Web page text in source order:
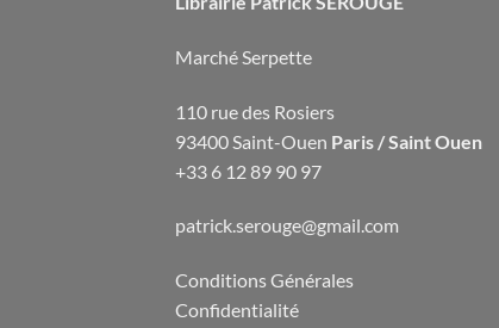
Marché Serpette
110 rue des Rosiers
93400 Saint-Ouen Paris / Saint Ouen
+33 6 12 89 90 97
patrick.serouge@gmail.com
Conditions Générales
Confidentialité